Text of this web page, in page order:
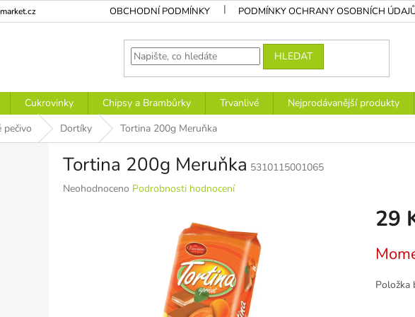
OBCHODNÍ PODMÍNKY PODMÍNKY OCHRANY OSOBNÍCH
HLEDAT
Cukrovinky Chipsy a Brambůrky Trvanlivé Nejprodávanější produkty
pečivo Dortíky Tortina 200g Meruňka
Tortina 200g Meruňka 5310115001065
Průměrné
Neohodnoceno Podrobnosti hodnocení
29
cena:
Položka